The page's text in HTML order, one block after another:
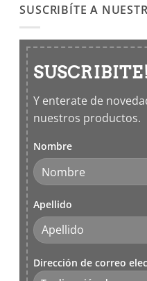
SUSCRIBÍTE A
Y enterate de
nuestros productos.
Nombre
Apellido
Dirección de correo